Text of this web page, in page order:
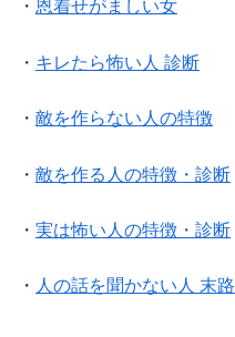
・ 恩着せがましい女
・ キレたら怖い人 診断
・ 敵を作らない人の特徴
・ 敵を作る人の特徴・診断
・ 実は怖い人の特徴・診断
・ 人の話を聞かない人 末路